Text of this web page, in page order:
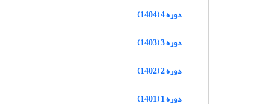
دوره 4 (1404)
دوره 3 (1403)
دوره 2 (1402)
دوره 1 (1401)